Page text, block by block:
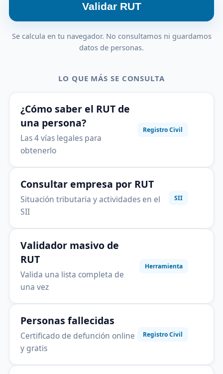
Validar RUT
Se calcula en tu navegador. No consultamos ni guardamos
datos de personas.
LO QUE MÁS SE CONSULTA
¿Cómo saber el RUT de
una persona?
Las 4 vías legales para
obtenerlo
Registro Civil
Consultar empresa por RUT
Situación tributaria y actividades en el
SII
SII
Validador masivo de
RUT
Valida una lista completa de
una vez
Herramienta
Personas fallecidas
Certificado de defunción online
y gratis
Registro Civil